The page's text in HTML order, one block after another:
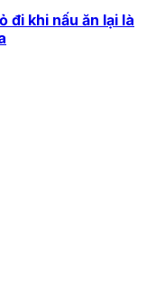
đi khi nấu ăn lại là